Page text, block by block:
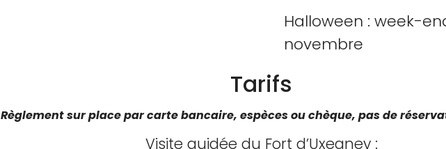
Halloween : week-
novembre
Tarifs
Règlement sur place par carte bancaire, espèces ou chèque, pas de
Visite guidée du Fort d’Uxegney :